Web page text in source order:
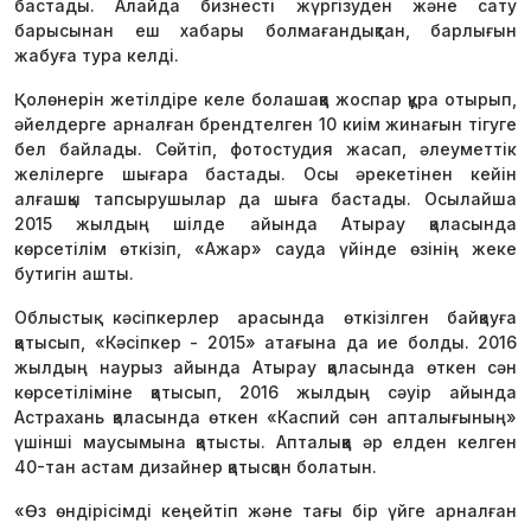
бастады. Алайда бизнесті жүргізуден және сату
барысынан еш хабары болмағандықтан, барлығын
жабуға тура келді.
Қолөнерін жетілдіре келе болашаққа жоспар құра отырып,
әйелдерге арналған брендтелген 10 киім жинағын тігуге
бел байлады. Сөйтіп, фотостудия жасап, әлеуметтік
желілерге шығара бастады. Осы әрекетінен кейін
алғашқы тапсырушылар да шыға бастады. Осылайша
2015 жылдың шілде айында Атырау қаласында
көрсетілім өткізіп, «Ажар» сауда үйінде өзінің жеке
бутигін ашты.
Облыстық кәсіпкерлер арасында өткізілген байқауға
қатысып, «Кәсіпкер - 2015» атағына да ие болды. 2016
жылдың наурыз айында Атырау қаласында өткен сән
көрсетіліміне қатысып, 2016 жылдың сәуір айында
Астрахань қаласында өткен «Каспий сән апталығының»
үшінші маусымына қатысты. Апталыққа әр елден келген
40-тан астам дизайнер қатысқан болатын.
«Өз өндірісімді кеңейтіп және тағы бір үйге арналған